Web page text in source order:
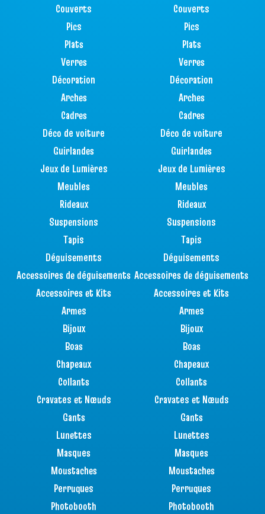
Couverts
Pics
Plats
Verres
Décoration
Arches
Cadres
Déco de voiture
Guirlandes
Jeux de Lumières
Meubles
Rideaux
Suspensions
Tapis
Déguisements
Accessoires de déguisements
Accessoires et Kits
Armes
Bijoux
Boas
Chapeaux
Collants
Cravates et Nœuds
Gants
Lunettes
Masques
Moustaches
Perruques
Photobooth
Couverts
Pics
Plats
Verres
Décoration
Arches
Cadres
Déco de voiture
Guirlandes
Jeux de Lumières
Meubles
Rideaux
Suspensions
Tapis
Déguisements
Accessoires de déguisements
Accessoires et Kits
Armes
Bijoux
Boas
Chapeaux
Collants
Cravates et Nœuds
Gants
Lunettes
Masques
Moustaches
Perruques
Photobooth